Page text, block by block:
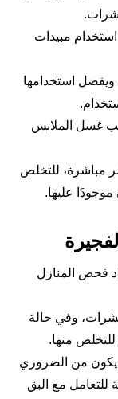
مبيدات
استخدامها
غسل الملابس
مباشرة، للتخلص
عليها.
فحص المنازل
وفي حالة
منها.
يكون من الضروري
للتعامل مع البق